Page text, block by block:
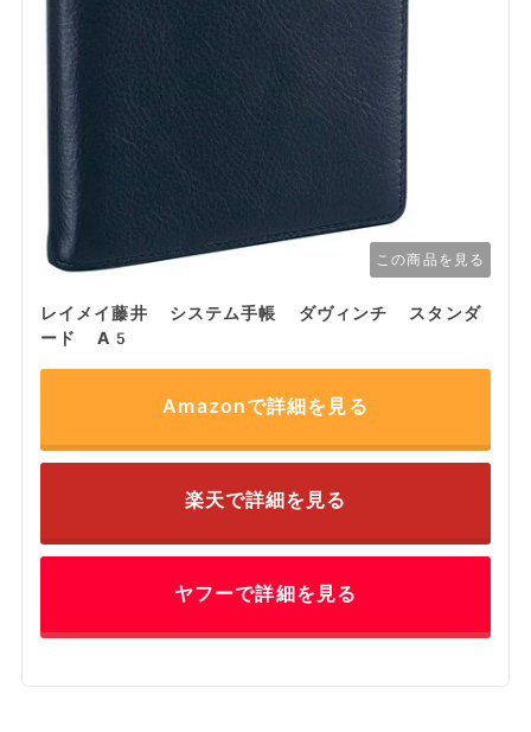
この商品を見る
レイメイ藤井 システム手帳 ダヴィンチ スタンダ
ード A5
Amazonで詳細を見る
楽天で詳細を見る
ヤフーで詳細を見る